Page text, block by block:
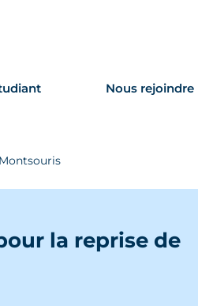
Nous rejoindre
la reprise de